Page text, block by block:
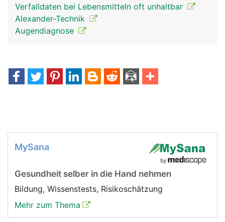
Verfalldaten bei Lebensmitteln oft unhaltbar
Alexander-Technik
Augendiagnose
MySana
Gesundheit selber in die Hand nehmen
Bildung, Wissenstests, Risikoschätzung
Mehr zum Thema